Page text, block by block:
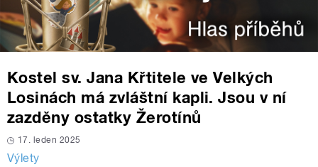
Kostel sv. Jana Křtitele ve Velkých
Losinách má zvláštní kapli. Jsou v ní
zazděny ostatky Žerotínů
17. leden 2025
Výlety